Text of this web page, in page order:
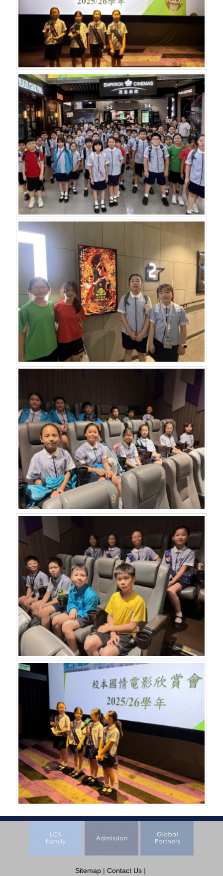
Sitemap | Contact Us |